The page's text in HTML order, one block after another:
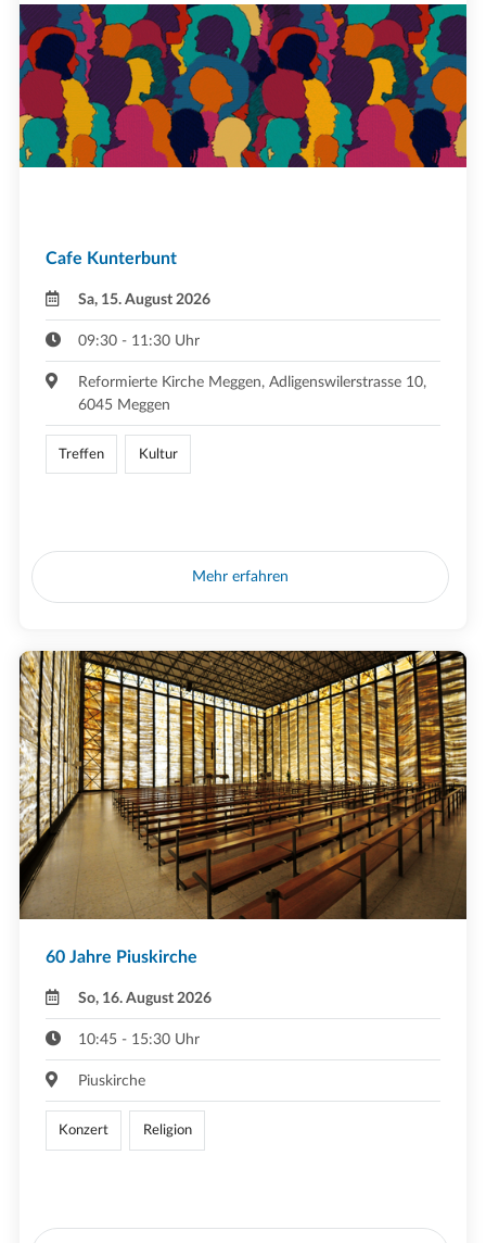
Cafe Kunterbunt
Sa, 15. August 2026
09:30 - 11:30 Uhr
Reformierte Kirche Meggen, Adligenswilerstrasse 10,
6045 Meggen
Treffen Kultur
Mehr erfahren
60 Jahre Piuskirche
So, 16. August 2026
10:45 - 15:30 Uhr
Piuskirche
Konzert Religion